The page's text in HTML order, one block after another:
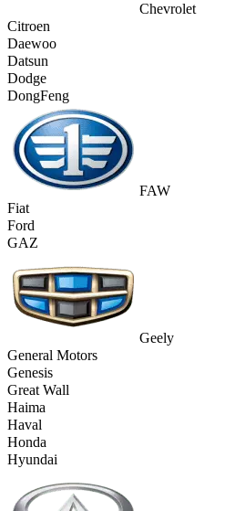
Chevrolet
Citroen
Daewoo
Datsun
Dodge
DongFeng
FAW
Fiat
Ford
GAZ
Geely
General Motors
Genesis
Great Wall
Haima
Haval
Honda
Hyundai